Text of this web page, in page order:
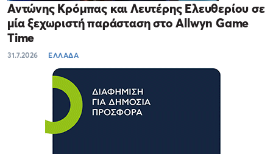
Αντώνης Κρόμπας και Λευτέρης Ελευθερίου σε
μία ξεχωριστή παράσταση στο Allwyn Game
Time
31.7.2026 ΕΛΛΑΔΑ